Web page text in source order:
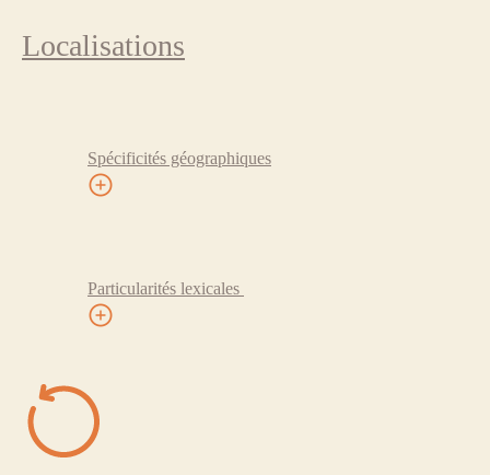
Localisations
Spécificités géographiques
Particularités lexicales